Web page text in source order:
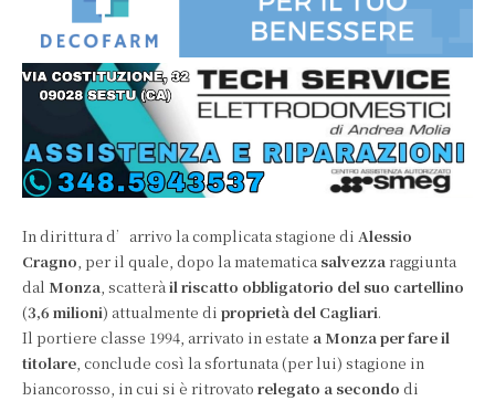
In dirittura d’arrivo la complicata stagione di Alessio
Cragno, per il quale, dopo la matematica salvezzaraggiunta
dal Monza, scatteràil riscatto obbligatorio del suo cartellino
(3,6 milioni) attualmente di proprietà del Cagliari.
Il portiere classe 1994, arrivato in estate a Monza per fare il
titolare, conclude così la sfortunata (per lui) stagione in
biancorosso, in cui si è ritrovato relegato a secondo di